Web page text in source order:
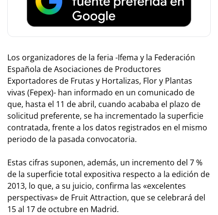
Los organizadores de la feria -Ifema y la Federación
Española de Asociaciones de Productores
Exportadores de Frutas y Hortalizas, Flor y Plantas
vivas (Fepex)- han informado en un comunicado de
que, hasta el 11 de abril, cuando acababa el plazo de
solicitud preferente, se ha incrementado la superficie
contratada, frente a los datos registrados en el mismo
periodo de la pasada convocatoria.
Estas cifras suponen, además, un incremento del 7 %
de la superficie total expositiva respecto a la edición de
2013, lo que, a su juicio, confirma las «excelentes
perspectivas» de Fruit Attraction, que se celebrará del
15 al 17 de octubre en Madrid.